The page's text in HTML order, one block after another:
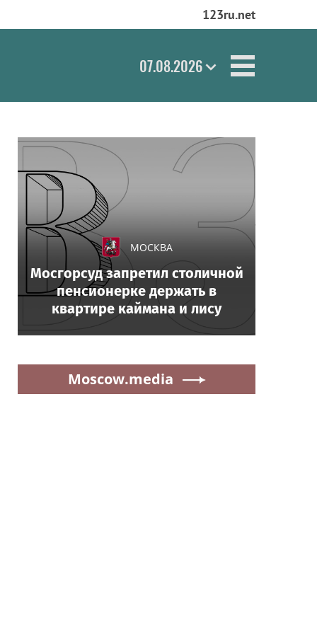
123ru.net
07.08.2026
МОСКВА
Мосгорсуд запретил столичной
пенсионерке держать в
квартире каймана и лису
Moscow.media